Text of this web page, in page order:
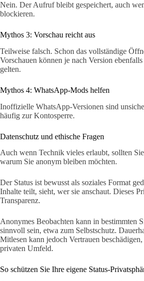
Nein. Der Aufruf bleibt gespeichert, auch
blockieren.
Mythos 3: Vorschau reicht aus
Teilweise falsch. Schon das vollständige
Vorschauen können je nach Version
gelten.
Mythos 4: WhatsApp‑Mods helfen
Inoffizielle WhatsApp-Versionen sind
häufig zur Kontosperre.
Datenschutz und ethische Fragen
Auch wenn Technik vieles erlaubt, sollten
warum Sie anonym bleiben möchten.
Der Status ist bewusst als soziales Format
Inhalte teilt, sieht, wer sie anschaut. Dieses
Transparenz.
Anonymes Beobachten kann in bestimmten
sinnvoll sein, etwa zum Selbstschutz.
Mitlesen kann jedoch Vertrauen
privaten Umfeld.
So schützen Sie Ihre eigene Status-